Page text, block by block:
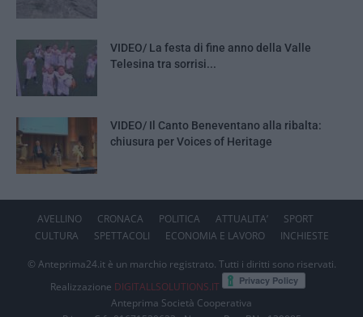
VIDEO/ La festa di fine anno della Valle
Telesina tra sorrisi...
VIDEO/ Il Canto Beneventano alla ribalta:
chiusura per Voices of Heritage
AVELLINO CRONACA POLITICA ATTUALITA’
SPORT
CULTURA
SPETTACOLI ECONOMIA E LAVORO INCHIESTE
© Anteprima24.it è un marchio registrato. Tutti i diritti sono riservati.
Realizzazione DIGITALLSOLUTIONS.IT
Anteprima Società Cooperativa